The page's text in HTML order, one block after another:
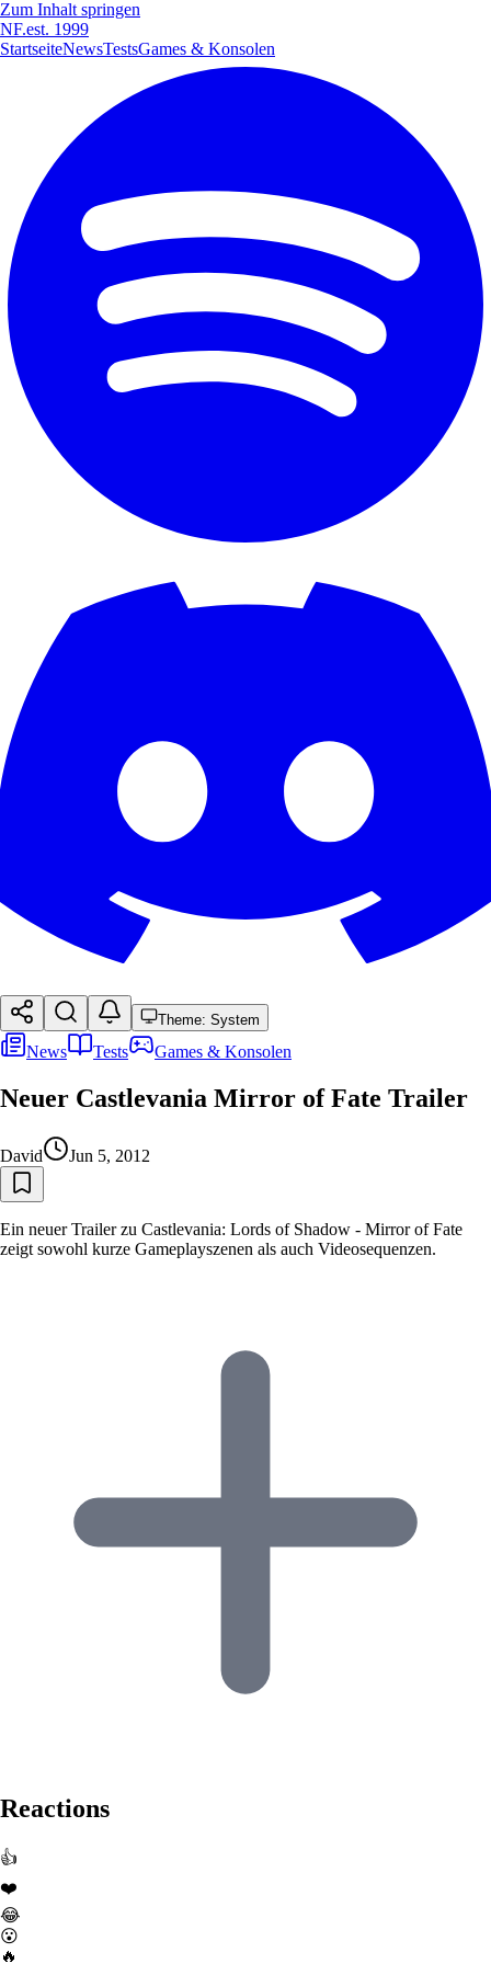
Zum Inhalt springen
NF.est. 1999
StartseiteNewsTestsGames & Konsolen
Theme: System
News Tests Games & Konsolen
Neuer Castlevania Mirror of Fate Trailer
David Jun 5, 2012
Ein neuer Trailer zu Castlevania: Lords of Shadow - Mirror of Fate
zeigt sowohl kurze Gameplayszenen als auch Videosequenzen.
Reactions
👍
❤️
😂
😮
🔥